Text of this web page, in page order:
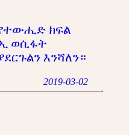
ክፍል
ወሲፋት
እንሻለን።
2019-03-02